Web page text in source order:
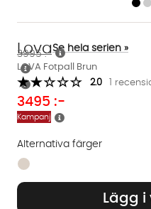
LOVA Fotpall Brun
Lova Se hela serien »
2.0 1
3495 :-
3995 :-
Kampanj
Lägg
Alternativa färger
Finns även i dessa färger: